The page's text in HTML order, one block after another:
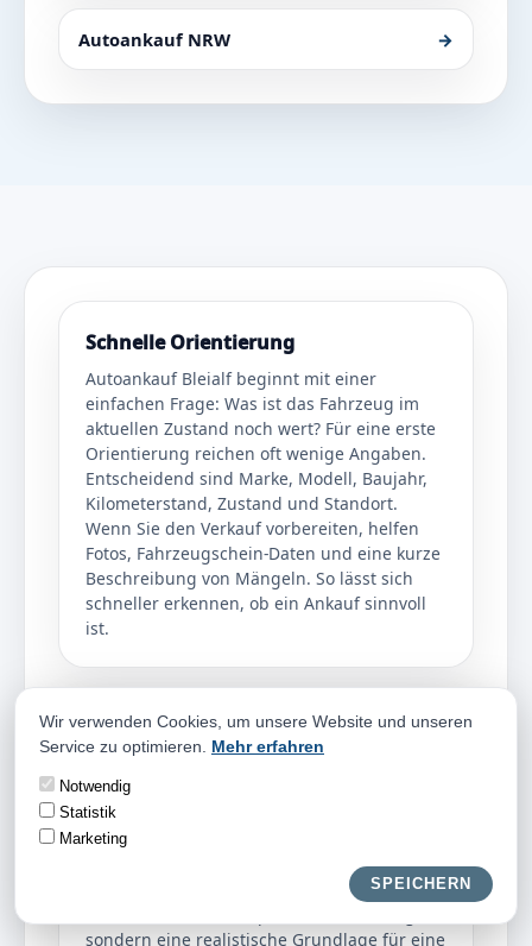
Autoankauf NRW →
Schnelle Orientierung
Autoankauf Bleialf beginnt mit einer
einfachen Frage: Was ist das Fahrzeug im
aktuellen Zustand noch wert? Für eine erste
Orientierung reichen oft wenige Angaben.
Entscheidend sind Marke, Modell, Baujahr,
Kilometerstand, Zustand und Standort.
Wenn Sie den Verkauf vorbereiten, helfen
Fotos, Fahrzeugschein-Daten und eine kurze
Beschreibung von Mängeln. So lässt sich
schneller erkennen, ob ein Ankauf sinnvoll
ist.
Faire Einschätzung
einzelne Schäden, sondern das gesamte
Fahrzeug. Beim Autoankauf Bleialf zählen
Pflegezustand, Ausstattung, Nachfrage,
Reparaturaufwand und Verwertbarkeit
sondern eine realistische Grundlage für eine
Wir verwenden Cookies, um unsere Website und unseren
Service zu optimieren. Mehr erfahren
Notwendig
Statistik
Marketing
SPEICHERN